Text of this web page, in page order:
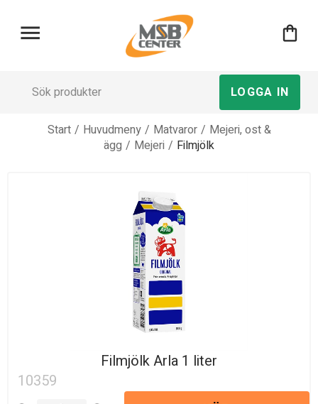
menu shopping_bag
LOGGA IN
Start / Huvudmeny / Matvaror / Mejeri, ost &
ägg / Mejeri / Filmjölk
Filmjölk Arla 1 liter
10359